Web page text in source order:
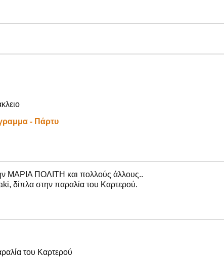
- Πάρτυ
ΜΑΡΙΑ ΠΟΛΙΤΗ και πολλούς άλλους..
δίπλα στην παραλία του Καρτερού.
του Καρτερού